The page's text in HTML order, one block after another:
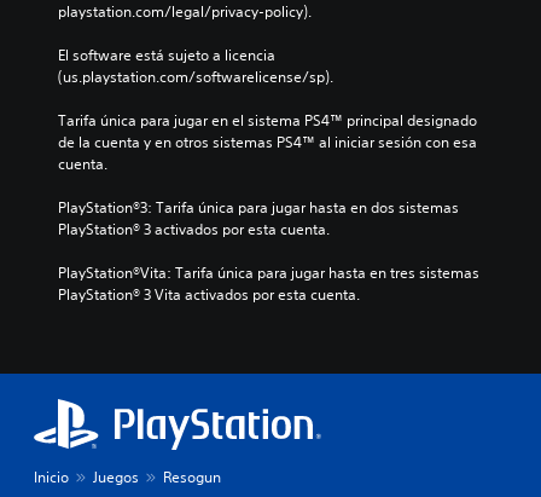
playstation.com/legal/privacy-policy).
El software está sujeto a licencia
(us.playstation.com/softwarelicense/sp).
Tarifa única para jugar en el sistema PS4™ principal designado
de la cuenta y en otros sistemas PS4™ al iniciar sesión con esa
cuenta.
PlayStation®3: Tarifa única para jugar hasta en dos sistemas
PlayStation® 3 activados por esta cuenta.
PlayStation®Vita: Tarifa única para jugar hasta en tres sistemas
PlayStation® 3 Vita activados por esta cuenta.
Inicio Juegos Resogun